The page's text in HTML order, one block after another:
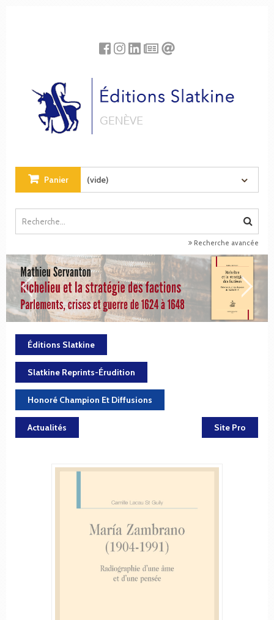
Panier (vide)
Recherche avancée
Éditions Slatkine
Slatkine Reprints-Érudition
Honoré Champion Et Diffusions
Actualités Site Pro